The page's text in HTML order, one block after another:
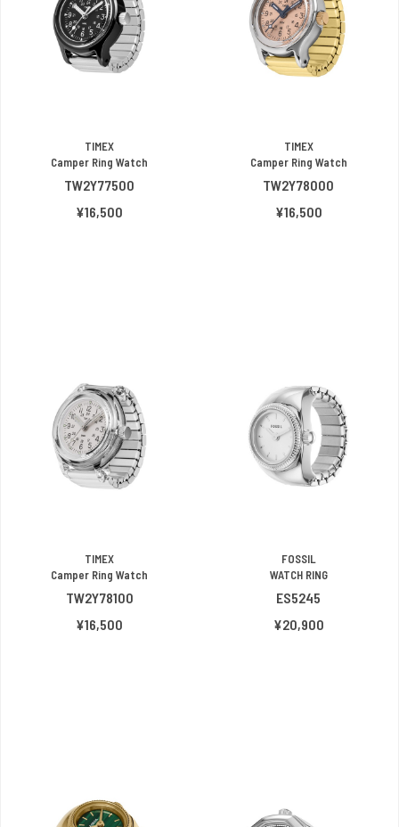
TIMEX
Camper Ring Watch
TW2Y77500
¥16,500
TIMEX
Camper Ring Watch
TW2Y78000
¥16,500
TIMEX
Camper Ring Watch
TW2Y78100
¥16,500
FOSSIL
WATCH RING
ES5245
¥20,900